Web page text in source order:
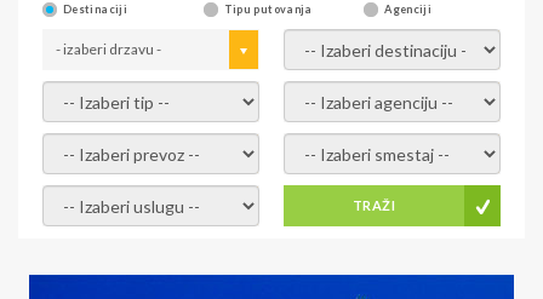
Destinaciji Tipu putovanja Agenciji
- izaberi drzavu - - izaberi destinaciju -
- izaberi tip - - izaberi agenciju -
- izaberi prevoz - - Izaberite smestaj -
- Izaberite uslugu - TRAŽI